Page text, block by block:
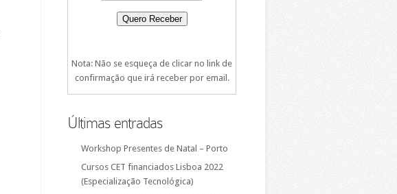
Nota: Não se esqueça de clicar no link de
confirmação que irá receber por email.
Últimas entradas
Workshop Presentes de Natal – Porto
Cursos CET financiados Lisboa 2022
(Especialização Tecnológica)